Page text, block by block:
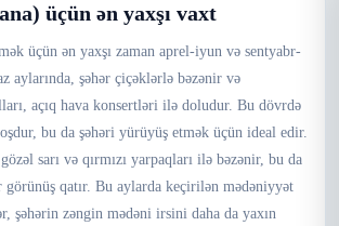
üçün ən yaxşı vaxt
üçün ən yaxşı zaman aprel-iyun və sentyabr-
aylarında, şəhər çiçəklərlə bəzənir və
açıq hava konsertləri ilə doludur. Bu dövrdə
bu da şəhəri yürüyüş etmək üçün ideal edir.
sarı və qırmızı yarpaqları ilə bəzənir, bu da
görünüş qatır. Bu aylarda keçirilən mədəniyyət
şəhərin zəngin mədəni irsini daha da yaxın